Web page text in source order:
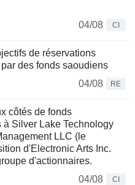
04/08
CI
de réservations
des fonds saoudiens
04/08
RE
côtés de fonds
Silver Lake Technology
LLC (le
d'Electronic Arts Inc.
d'actionnaires.
04/08
CI